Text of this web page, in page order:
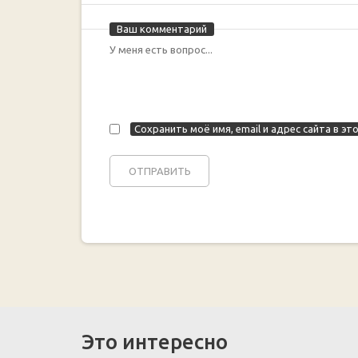
Ваш комментарий
Сохранить моё имя, email и адрес сайта в
Это интересно